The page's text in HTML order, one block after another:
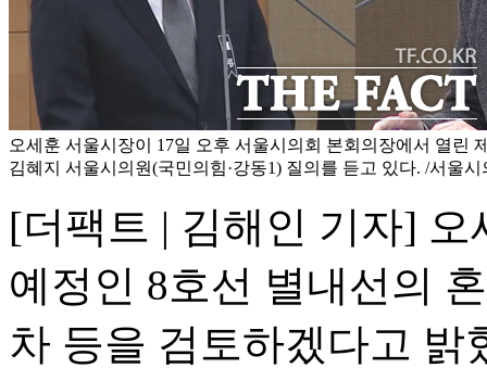
오세훈 서울시장이 17일 오후 서울시의회 본회의장에서 열린
김혜지 서울시의원(국민의힘·강동1) 질의를 듣고 있다. /서울
[더팩트 | 김해인 기자]
예정인 8호선 별내선의
차 등을 검토하겠다고 밝